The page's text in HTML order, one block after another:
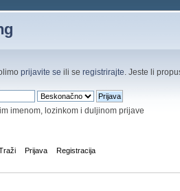
prijavite se ili se registrirajte . Jeste li
imenom, lozinkom i duljinom prijave
Prijava Registracija